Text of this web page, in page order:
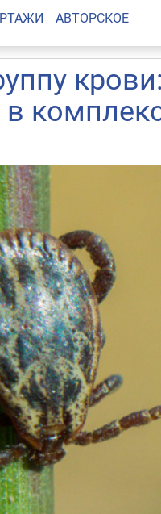
АВТОРСКОЕ